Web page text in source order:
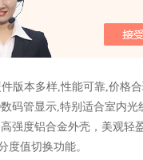
按键寿命
版本多样,性能可靠,价格
码管显示,特别适合室内光
强度铝合金外壳，美观轻盈
度值切换功能。